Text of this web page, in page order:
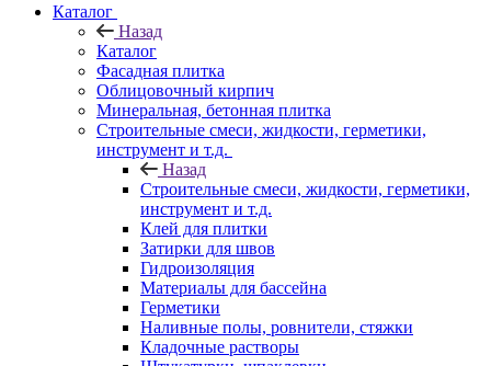
Каталог
Назад
Каталог
Фасадная плитка
Облицовочный кирпич
Минеральная, бетонная плитка
Строительные смеси, жидкости, герметики,
инструмент и т.д.
Назад
Строительные смеси, жидкости, герметики,
инструмент и т.д.
Клей для плитки
Затирки для швов
Гидроизоляция
Материалы для бассейна
Герметики
Наливные полы, ровнители, стяжки
Кладочные растворы